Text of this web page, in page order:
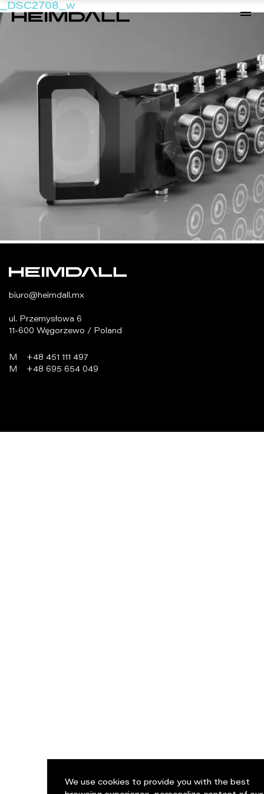
_DSC2708_w
biuro@heimdall.mx
ul. Przemysłowa 6
11-600 Węgorzewo / Poland
M +48 451 111 497
M +48 695 654 049
We use cookies to provide you with the best